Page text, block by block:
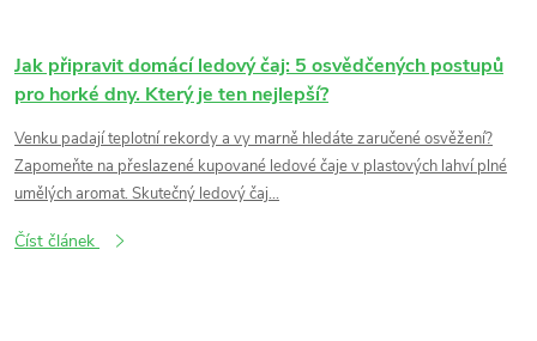
Jak připravit domácí ledový čaj: 5 osvědčených postupů
pro horké dny. Který je ten nejlepší?
Venku padají teplotní rekordy a vy marně hledáte zaručené osvěžení?
Zapomeňte na přeslazené kupované ledové čaje v plastových lahví plné
umělých aromat. Skutečný ledový čaj...
Číst článek